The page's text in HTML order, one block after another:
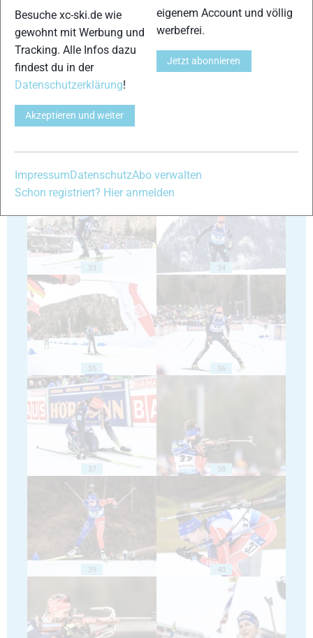
29 30
33 34
35 36
37 38
39 40
Besuche xc-ski.de wie
gewohnt mit Werbung und
Tracking. Alle Infos dazu
findest du in der
Datenschutzerklärung!
Akzeptieren und weiter
eigenem Account und völlig
werbefrei.
Jetzt abonnieren
ImpressumDatenschutzAbo verwalten
Schon registriert? Hier anmelden